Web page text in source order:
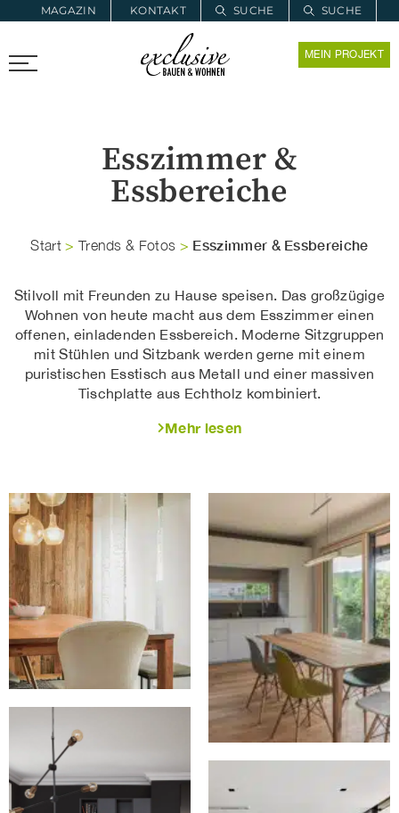
MAGAZIN KONTAKT SUCHE
SUCHE
PROARCHITEC PROINSTALL MEIN PROJEKT
Esszimmer &
Essbereiche
Start> Trends & Fotos > Esszimmer & Essbereiche
Stilvoll mit Freunden zu Hause speisen. Das großzügige
Wohnen von heute macht aus dem Esszimmer einen
offenen, einladenden Essbereich. Moderne Sitzgruppen
mit Stühlen und Sitzbank werden gerne mit einem
puristischen Esstisch aus Metall und einer massiven
Tischplatte aus Echtholz kombiniert.
Mehr lesen